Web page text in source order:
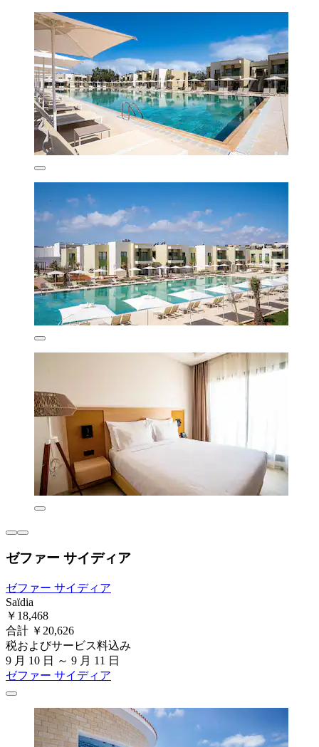
ゼファー サイディア
ゼファー サイディア
Saïdia
￥18,468
合計 ￥20,626
税およびサービス料込み
9 月 10 日 ～ 9 月 11 日
ゼファー サイディア